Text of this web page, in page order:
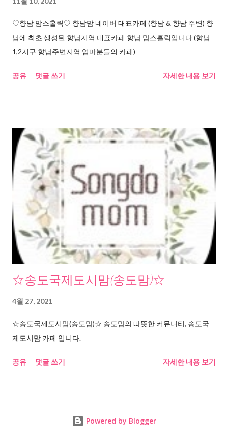
♡향남 맘스홀릭♡ 향남맘 네이버 대표카페 (향남 & 향남 주변) 향
남에 최초 생성된 향남지역 대표카페 향남 맘스홀릭입니다 (향남
1,2지구 향남주변지역 엄마분들의 카페)
공유 댓글 쓰기 자세한 내용 보기
☆송도국제도시맘(송도맘)☆
4월 27, 2021
☆송도국제도시맘(송도맘)☆ 송도맘의 따뜻한 커뮤니티, 송도국
제도시맘 카페 입니다.
공유 댓글 쓰기 자세한 내용 보기
Powered by Blogger